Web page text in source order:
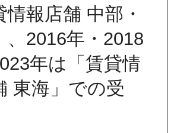
情報店舗 中部・
、2016年・2018
年は「賃貸情
東海」での受